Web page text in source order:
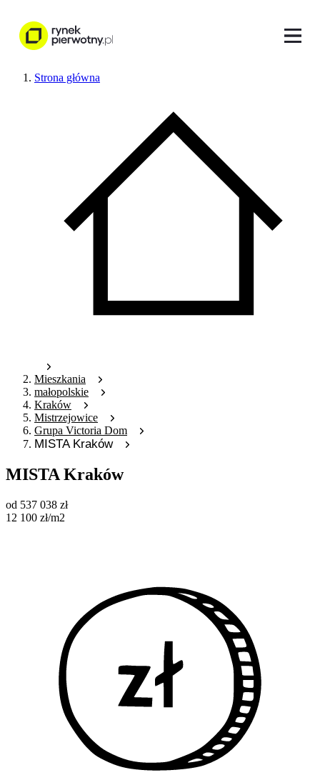
Strona główna
Mieszkania
małopolskie
Kraków
Mistrzejowice
Grupa Victoria Dom
MISTA Kraków
MISTA Kraków
od 537 038 zł
12 100 zł/m2